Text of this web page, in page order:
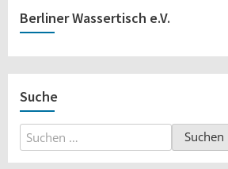
Berliner Wassertisch e.V.
Suche
Suchen
nach: